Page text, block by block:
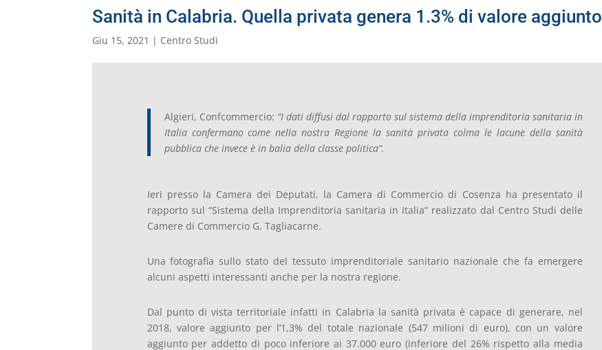
Sanità in Calabria. Quella privata genera 1.3% di valore aggiunto
Giu 15, 2021 | Centro Studi
Algieri, Confcommercio: “I dati diffusi dal rapporto sul sistema della imprenditoria sanitaria in
Italia confermano come nella nostra Regione la sanità privata colma le lacune della sanità
pubblica che invece è in balia della classe politica”.
Ieri presso la Camera dei Deputati, la Camera di Commercio di Cosenza ha presentato il
rapporto sul “Sistema della Imprenditoria sanitaria in Italia” realizzato dal Centro Studi delle
Camere di Commercio G. Tagliacarne.
Una fotografia sullo stato del tessuto imprenditoriale sanitario nazionale che fa emergere
alcuni aspetti interessanti anche per la nostra regione.
Dal punto di vista territoriale infatti in Calabria la sanità privata è capace di generare, nel
2018, valore aggiunto per l’1,3% del totale nazionale (547 milioni di euro), con un valore
aggiunto per addetto di poco inferiore ai 37.000 euro (inferiore del 26% rispetto alla media